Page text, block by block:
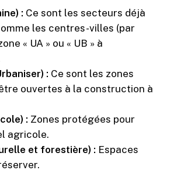
: Ce sont les secteurs déjà
les centres-villes (par
« UA » ou « UB » à
: Ce sont les zones
ouvertes à la construction à
: Zones protégées pour
agricole.
et forestière) : Espaces